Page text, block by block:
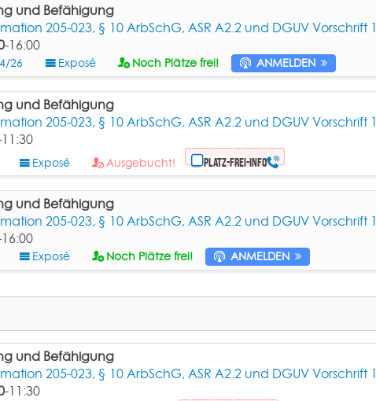
und Befähigung
205-023, § 10 ArbSchG, ASR A2.2 und DGUV Vorschrift 1
-16:00
26 Exposé Noch Plätze frei! ANMELDEN
und Befähigung
205-023, § 10 ArbSchG, ASR A2.2 und DGUV Vorschrift 1
Exposé Ausgebucht! Platz-frei-Info
und Befähigung
205-023, § 10 ArbSchG, ASR A2.2 und DGUV Vorschrift 1
Exposé Noch Plätze frei! ANMELDEN
und Befähigung
205-023, § 10 ArbSchG, ASR A2.2 und DGUV Vorschrift 1
-11:30